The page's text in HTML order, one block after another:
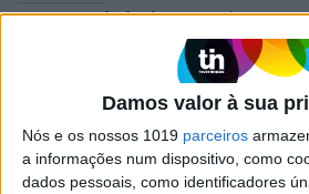
Damos valor à sua
Nós e os nossos 1019 parceiros
a informações num dispositivo, como
dados pessoais, como identificadores
6
“Saudade é um sentimento
vezes muito despropositado.
orgulho dessa palavra, que
especiais, quando na
cobardes’’
7
Os Lusíadas são um hospital
uma avenida